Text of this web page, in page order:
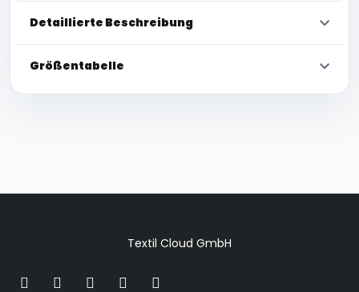
Detaillierte Beschreibung
Größentabelle
Textil Cloud GmbH